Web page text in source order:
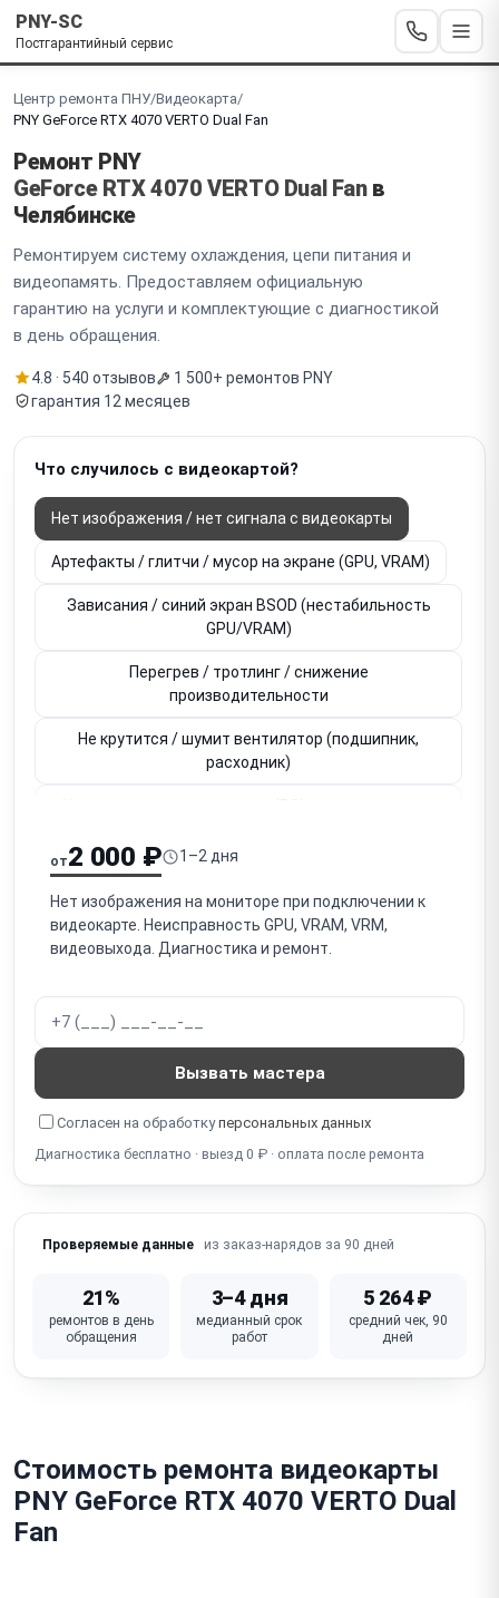
PNY-SC
Постгарантийный сервис
Центр ремонта ПНУ/Видеокарта/
PNY GeForce RTX 4070 VERTO Dual Fan
Ремонт PNY
GeForce RTX 4070 VERTO Dual Fanв
Челябинске
Ремонтируем систему охлаждения, цепи питания и
видеопамять. Предоставляем официальную
гарантию на услуги и комплектующие с диагностикой
в день обращения.
4.8 · 540 отзывов
1 500+ ремонтов PNY
гарантия 12 месяцев
Что случилось с видеокартой?
Нет изображения / нет сигнала с видеокарты
Артефакты / глитчи / мусор на экране (GPU, VRAM)
Зависания / синий экран BSOD (нестабильность
GPU/VRAM)
Перегрев / тротлинг / снижение
производительности
Не крутится / шумит вентилятор (подшипник,
расходник)
Не работает видеовыход HDMI / DisplayPort (один из
портов)
Вздулись / неисправны конденсаторы на плате
Неисправен чип VRAM (видеопамять, артефакты,
ошибки)
16-pin)
Неисправна VRM / фаза питания (нестабильность,
не включается)
включается, нет изображения)
Повреждён / деформирован радиатор / кулер (от
падения)
(надлом платы)
от2 000 ₽ 1–2 дня
Нет изображения на мониторе при подключении к
видеокарте. Неисправность GPU, VRAM, VRM,
видеовыхода. Диагностика и ремонт.
Вызвать мастера
Согласен на обработкуперсональных данных
Диагностика бесплатно · выезд 0 ₽ · оплата после ремонта
Проверяемые данные из заказ-нарядов за 90 дней
21%
ремонтов в день
обращения
3–4 дня
медианный срок
работ
5 264 ₽
средний чек, 90
дней
Стоимость ремонта видеокарты
PNY GeForce RTX 4070 VERTO Dual
Fan